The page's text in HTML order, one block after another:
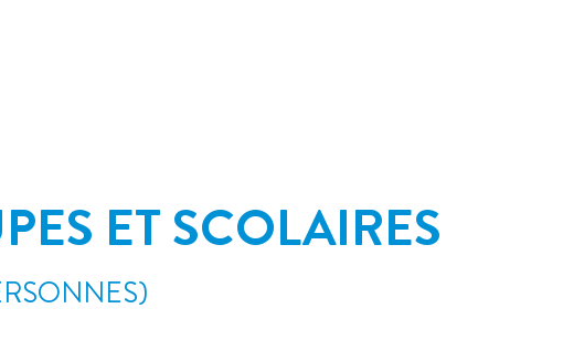
ET SCOLAIRES